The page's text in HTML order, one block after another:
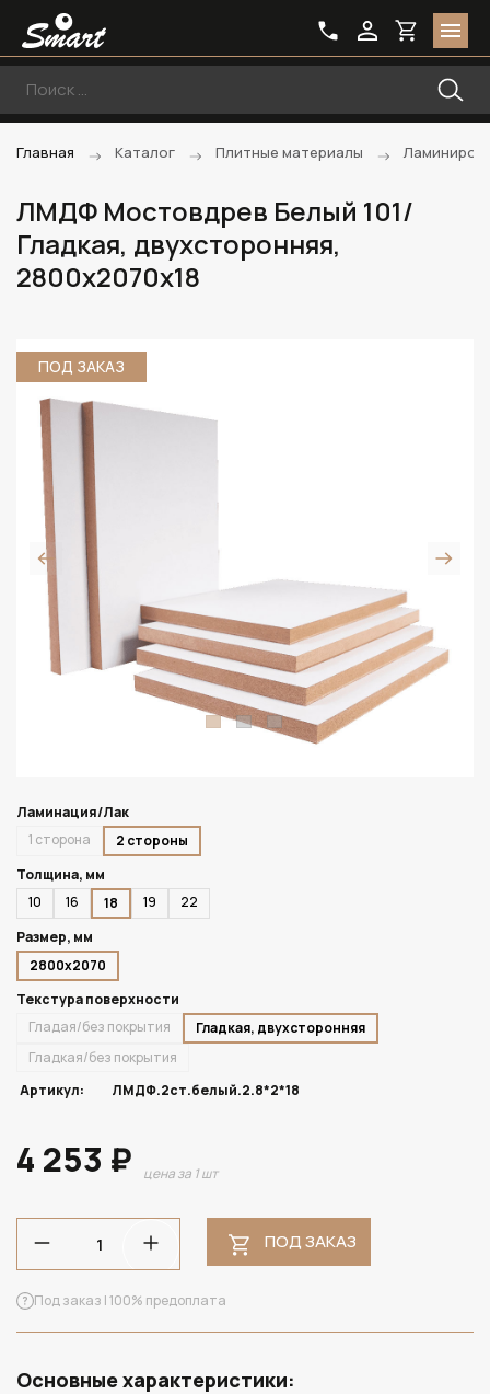
Главная Каталог Плитные материалы
ЛМДФ Мостовдрев Белый 101/
Гладкая, двухсторонняя,
2800х2070х18
ПОД ЗАКАЗ
Ламинация/Лак
1 сторона
2 стороны
Толщина, мм
10
16 18 19
22
Размер, мм
2800х2070
Текстура поверхности
Гладая/без покрытия
Гладкая, двухсторонняя
Гладкая/без покрытия
Артикул:
ЛМДФ.2ст.белый.2.8*2*18
4 253 ₽ цена за 1 шт
ПОД ЗАКАЗ
Под заказ | 100% предоплата
Основные характеристики: